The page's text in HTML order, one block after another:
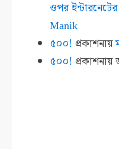
ওপর
Manik
৫০০! প্রকাশনায়
৫০০! প্রকাশনায়